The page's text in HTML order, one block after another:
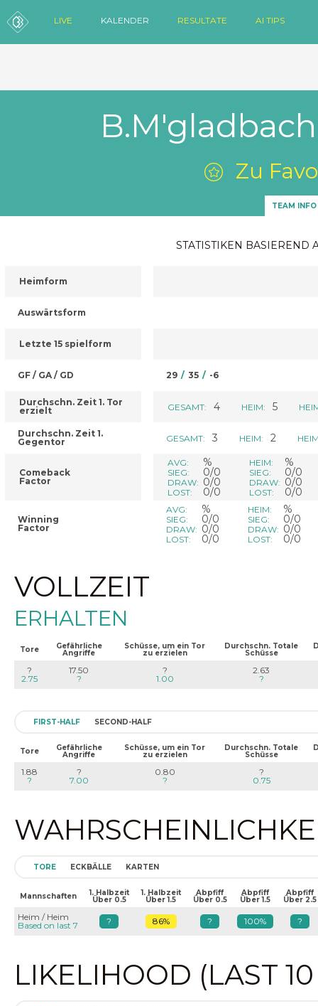
LIVE KALENDER RESULTATE AI TIPS
Zu
TEAM INFO
STATISTIKEN BASIEREND
Heimform
Auswärtsform
Letzte 15 spielform
GF / GA / GD
Durchschn. Zeit 1. Tor
erzielt
Durchschn. Zeit 1.
Gegentor
Comeback
Factor
Winning
Factor
29 / 35 / -6
GESAMT: 4 HEIM: 5
GESAMT: 3 HEIM: 2
AVG: %
SIEG: 0/0
DRAW: 0/0
LOST: 0/0
HEIM: %
SIEG: 0/0
DRAW: 0/0
LOST: 0/0
AVG: %
SIEG: 0/0
DRAW: 0/0
LOST: 0/0
HEIM: %
SIEG: 0/0
DRAW: 0/0
LOST: 0/0
VOLLZEIT
ERHALTEN
Tore Gefährliche
Angriffe
Schüsse, um ein Tor
zu erzielen
Durchschn. Totale
Schüsse
?
2.75
17.50
?
?
1.00
2.63
?
FIRST-HALF SECOND-HALF
Tore Gefährliche
Angriffe
Schüsse, um ein Tor
zu erzielen
Durchschn. Totale
Schüsse
1.88
?
?
7.00
0.80
?
?
0.75
TORE ECKBÄLLE KARTEN
Mannschaften 1. Halbzeit
Über 0.5
1. Halbzeit
Über 1.5
Abpfiff
Über 0.5
Abpfiff
Über 1.5
Abpfiff
Über 2.5
Heim / Heim
Based on last 7
? 86% ? 100% ?
LIKELIHOOD (LAST